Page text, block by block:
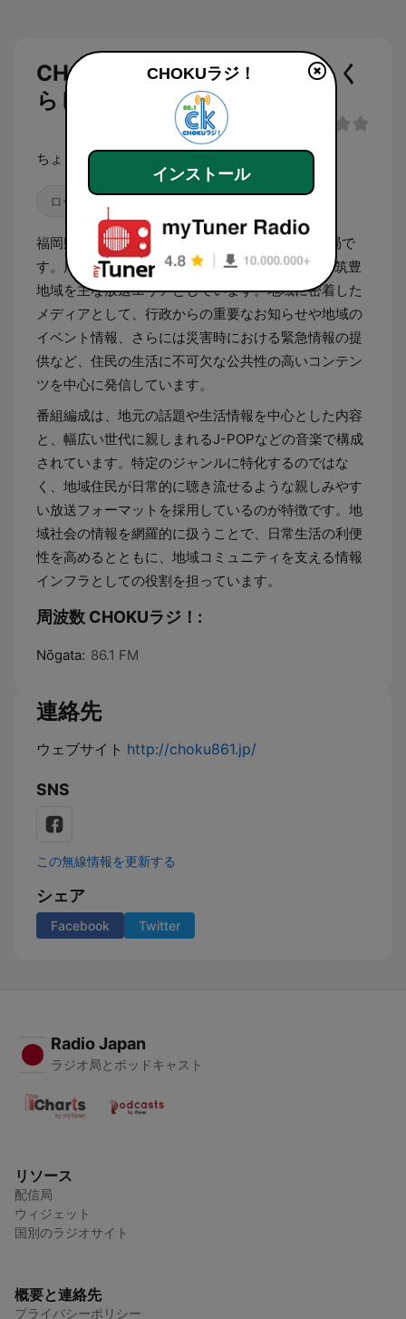
CHOKUラジ！ 配信中 (ちょっく
らじお LIVE)
ちょっくらじお
ローカル
福岡県直方市を拠点とするコミュニティFM放送局で
す。周波数86.1MHzで、直方市およびその周辺の筑豊
地域を主な放送エリアとしています。地域に密着した
メディアとして、行政からの重要なお知らせや地域の
イベント情報、さらには災害時における緊急情報の提
供など、住民の生活に不可欠な公共性の高いコンテン
ツを中心に発信しています。
番組編成は、地元の話題や生活情報を中心とした内容
と、幅広い世代に親しまれるJ-POPなどの音楽で構成
されています。特定のジャンルに特化するのではな
く、地域住民が日常的に聴き流せるような親しみやす
い放送フォーマットを採用しているのが特徴です。地
域社会の情報を網羅的に扱うことで、日常生活の利便
性を高めるとともに、地域コミュニティを支える情報
インフラとしての役割を担っています。
周波数 CHOKUラジ！:
Nōgata: 86.1 FM
連絡先
ウェブサイト http://choku861.jp/
SNS
この無線情報を更新する
シェア
Facebook Twitter
Radio Japan
ラジオ局とポッドキャスト
リソース
配信局
ウィジェット
国別のラジオサイト
概要と連絡先
プライバシーポリシー
CHOKUラジ！
インストール